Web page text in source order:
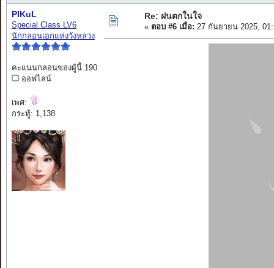
PIKuL
Special Class LV6
นักกลอนเอกแห่งวังหลวง
คะแนนกลอนของผู้นี้ 190
ออฟไลน์
เพศ:
กระทู้: 1,138
Re: ฝนตกในใจ
« ตอบ #6 เมื่อ: 27 กันยายน 2025,